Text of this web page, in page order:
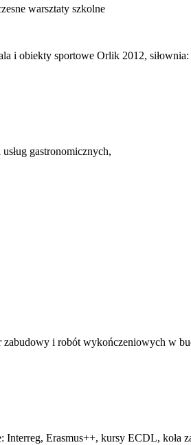
warsztaty szkolne
i obiekty sportowe Orlik 2012,
gastronomicznych,
zabudowy i robót wykończeniowych w
Erasmus++, kursy ECDL, koła